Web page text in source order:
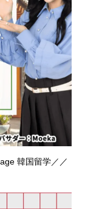
韓国留学／／